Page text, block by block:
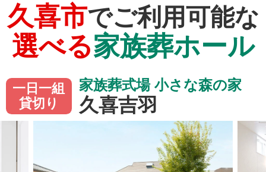
久喜市でご利用可能な
選べる家族葬ホール
一日一組
貸切り
家族葬式場 小さな森の家
久喜吉羽